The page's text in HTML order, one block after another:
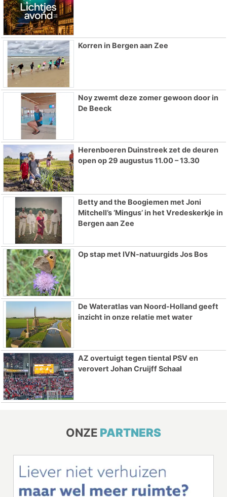
Korren in Bergen aan Zee
Noy zwemt deze zomer gewoon door in
De Beeck
Herenboeren Duinstreek zet de deuren
open op 29 augustus 11.00 – 13.30
Betty and the Boogiemen met Joni
Mitchell’s ‘Mingus’ in het Vredeskerkje in
Bergen aan Zee
Op stap met IVN-natuurgids Jos Bos
De Wateratlas van Noord-Holland geeft
inzicht in onze relatie met water
AZ overtuigt tegen tiental PSV en
verovert Johan Cruijff Schaal
ONZE PARTNERS